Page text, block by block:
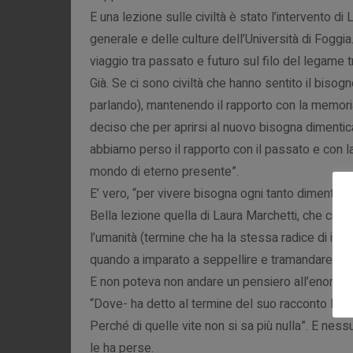
E una lezione sulle civiltà è stato l’intervento di
generale e delle culture dell’Università di
viaggio tra passato e futuro sul filo del legame
Già. Se ci sono civiltà che hanno sentito il
parlando), mantenendo il rapporto con la
deciso che per aprirsi al nuovo bisogna
abbiamo perso il rapporto con il passato e con
mondo di eterno presente”.
E’ vero, “per vivere bisogna ogni tanto
Bella lezione quella di Laura Marchetti, che ci
l’umanità (termine che ha la stessa radice di
quando a imparato a seppellire e tramandare…
E non poteva non andare un pensiero
“Dove- ha detto al termine del suo racconto
Perché di quelle vite non si sa più nulla”. E
le ha perse.